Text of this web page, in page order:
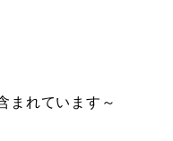
まれています～